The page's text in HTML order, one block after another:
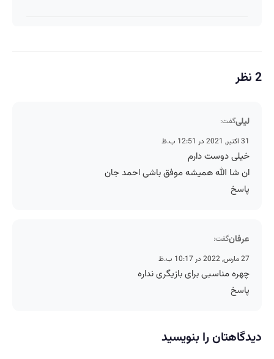
2 نظر
لیلیگفت:
31 اکتبر, 2021 در 12:51 ب.ظ
خیلی دوست دارم
ان شا الله همیشه موفق باشی احمد جان
پاسخ
عرفانگفت:
27 مارس, 2022 در 10:17 ب.ظ
چهره مناسبی برای بازیگری نداره
پاسخ
دیدگاهتان را بنویسید